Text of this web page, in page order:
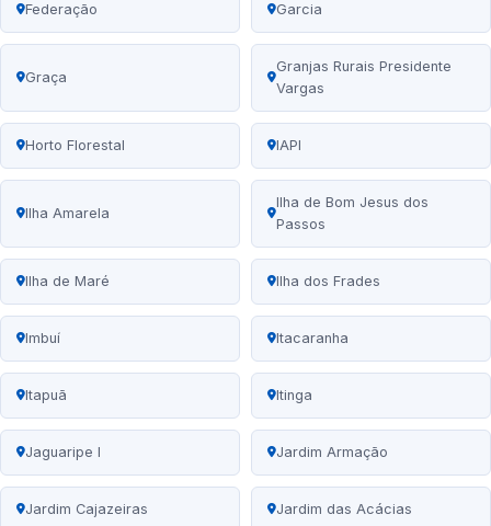
Federação Garcia
Graça
Granjas Rurais Presidente
Vargas
Horto Florestal IAPI
Ilha Amarela
Ilha de Bom Jesus dos
Passos
Ilha de Maré Ilha dos Frades
Imbuí Itacaranha
Itapuã Itinga
Jaguaripe I Jardim Armação
Jardim Cajazeiras Jardim das Acácias